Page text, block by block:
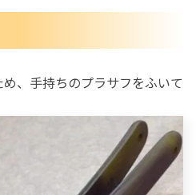
、手持ちのプラサフをふいて